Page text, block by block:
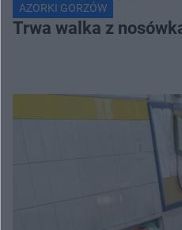
AZORKI GORZÓW
Trwa walka z